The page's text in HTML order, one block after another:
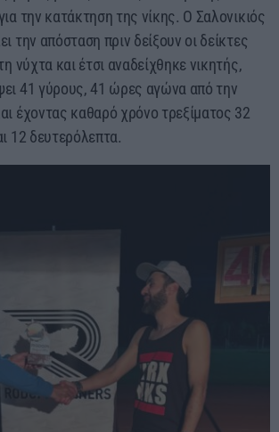
την κατάκτηση της νίκης. Ο Σαλονικιός
την απόσταση πριν δείξουν οι δείκτες
νύχτα και έτσι αναδείχθηκε νικητής,
41 γύρους, 41 ώρες αγώνα από την
έχοντας καθαρό χρόνο τρεξίματος 32
12 δευτερόλεπτα.